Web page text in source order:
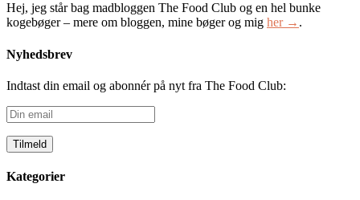
Hej, jeg står bag madbloggen The Food Club og en hel bunke
kogebøger – mere om bloggen, mine bøger og mig her → .
Nyhedsbrev
Indtast din email og abonnér på nyt fra The Food Club:
Din
email
Kategorier